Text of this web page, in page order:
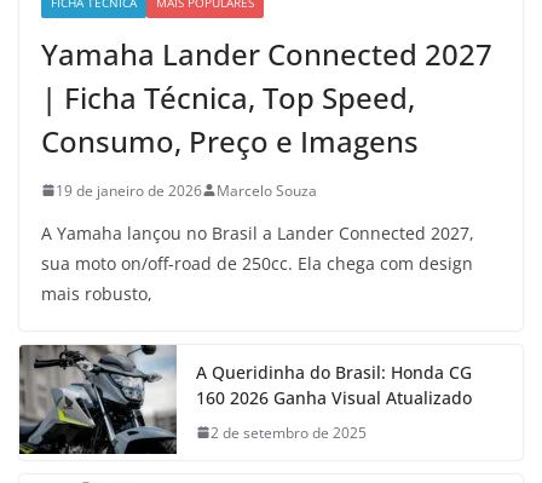
Yamaha Lander Connected 2027
| Ficha Técnica, Top Speed,
Consumo, Preço e Imagens
19 de janeiro de 2026 Marcelo Souza
A Yamaha lançou no Brasil a Lander Connected 2027,
sua moto on/off-road de 250cc. Ela chega com design
mais robusto,
A Queridinha do Brasil: Honda CG
160 2026 Ganha Visual Atualizado
2 de setembro de 2025